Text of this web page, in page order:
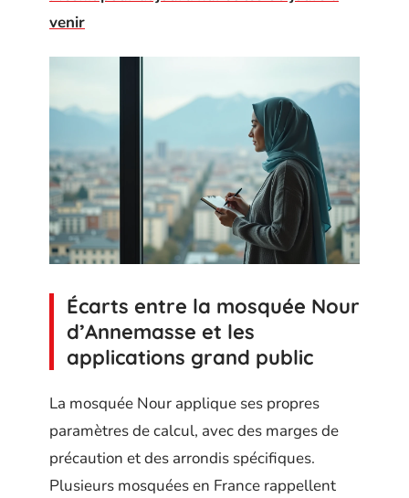
venir
Écarts entre la mosquée Nour
d’Annemasse et les
applications grand public
La mosquée Nour applique ses propres
paramètres de calcul, avec des marges de
précaution et des arrondis spécifiques.
Plusieurs mosquées en France rappellent